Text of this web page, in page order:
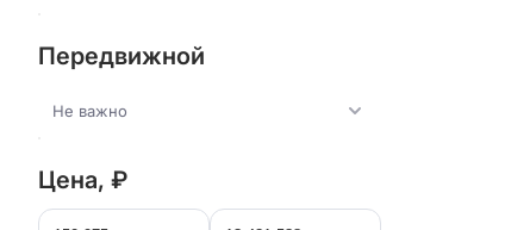
Передвижной
Не важно
Цена, ₽